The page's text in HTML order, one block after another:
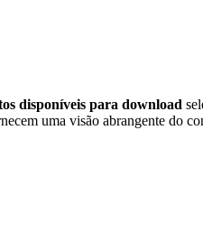
disponíveis para download
uma visão abrangente do